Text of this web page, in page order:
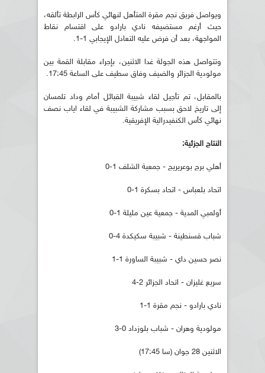
ويواصل فريق نجم مقرة المتأهل لنهائي كأس الرابطة تألقه،
حيث أرغم مستضيفه نادي بارادو على اقتسام نقاط
المواجهة، بعد أن فرض عليه التعادل الإيجابي 1-1.
وتتواصل هذه الجولة غدا الاثنين، بإجراء مقابلة القمة بين
مولودية الجزائر والضيف وفاق سطيف على الساعة 17:45.
بالمقابل، تم تأجيل لقاء شبيبة القبائل أمام وداد تلمسان
إلى تاريخ لاحق بسبب مشاركة الشبيبة في لقاء اياب نصف
نهائي كأس الكنفيدرالية الإفريقية.
النتاج الجزئية:
أهلي برج بوعريريج - جمعية الشلف 1-0
اتحاد بلعباس - اتحاد بسكرة 1-0
أولمبي المدية - جمعية عين مليلة 1-0
شباب قسنطينة - شبيبة سكيكدة 4-0
نصر حسين داي - شبيبة الساورة 1-1
سريع غليزان - اتحاد الجزائر 2-4
نادي بارادو - نجم مقرة 1-1
مولودية وهران - شباب بلوزداد 0-3
الاثنين 28 جوان (سا 17:45)